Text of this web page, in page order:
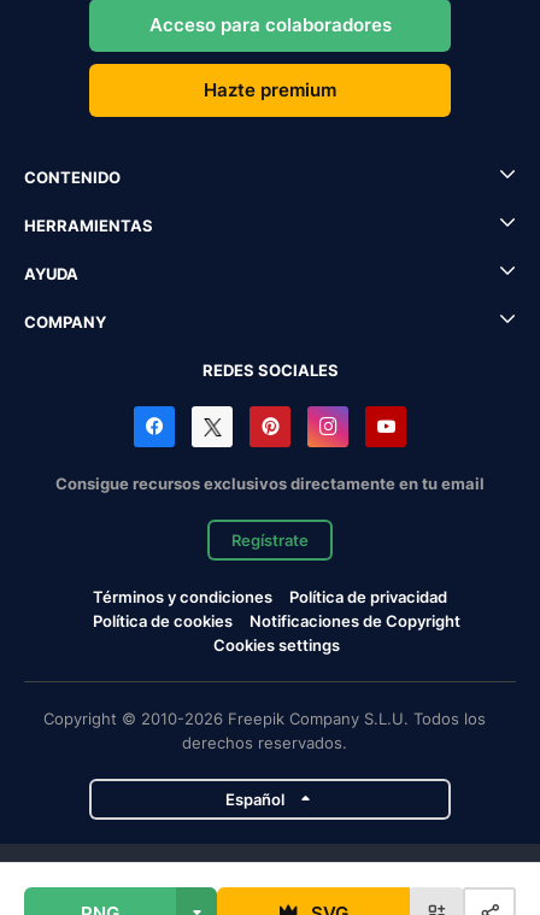
Acceso para colaboradores
Hazte premium
CONTENIDO
HERRAMIENTAS
AYUDA
COMPANY
REDES SOCIALES
Consigue recursos exclusivos directamente en tu email
Regístrate
Términos y condiciones
Política de privacidad
Política de cookies
Notificaciones de Copyright
Cookies settings
Copyright © 2010-2026 Freepik Company S.L.U. Todos los
derechos reservados.
Español